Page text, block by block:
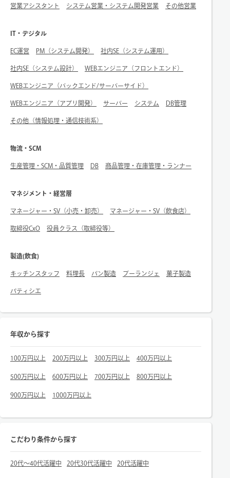
営業アシスタント システム営業・システム開発営業 その他営業
IT・デジタル
EC運営 PM（システム開発） 社内SE（システム運用）
社内SE（システム設計） WEBエンジニア（フロントエンド）
WEBエンジニア（バックエンド/サーバーサイド）
WEBエンジニア（アプリ開発） サーバー システム DB管理
その他（情報処理・通信技術系）
物流・SCM
生産管理・SCM・品質管理 DB 商品管理・在庫管理・ランナー
マネジメント・経営層
マネージャー・SV（小売・卸売） マネージャー・SV（飲食店）
取締役CxO 役員クラス（取締役等）
製造(飲食)
キッチンスタッフ 料理長 パン製造 ブーランジェ 菓子製造
パティシエ
年収から探す
100万円以上 200万円以上 300万円以上 400万円以上
500万円以上 600万円以上 700万円以上 800万円以上
900万円以上 1000万円以上
こだわり条件から探す
20代～40代活躍中 20代30代活躍中 20代活躍中